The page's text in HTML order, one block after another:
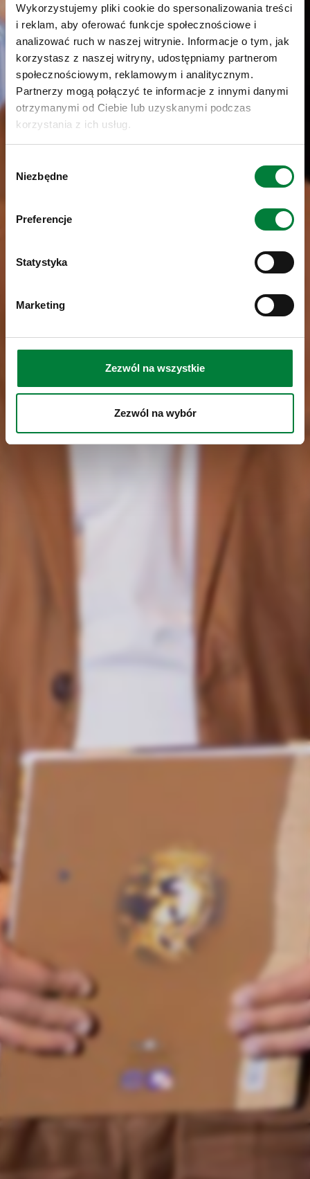
Wykorzystujemy pliki cookie do spersonalizowania treści
i reklam, aby oferować funkcje społecznościowe i
analizować ruch w naszej witrynie. Informacje o tym, jak
korzystasz z naszej witryny, udostępniamy partnerom
społecznościowym, reklamowym i analitycznym.
Partnerzy mogą połączyć te informacje z innymi danymi
otrzymanymi od Ciebie lub uzyskanymi podczas
korzystania z ich usług.
zgody
Niezbędne
Preferencje
Statystyka
Marketing
Zezwól na wszystkie
Zezwól na wybór